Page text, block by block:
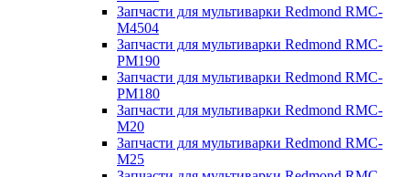
Запчасти для мультиварки Redmond RMC-
M4504
Запчасти для мультиварки Redmond RMC-
PM190
Запчасти для мультиварки Redmond RMC-
PM180
Запчасти для мультиварки Redmond RMC-
M20
Запчасти для мультиварки Redmond RMC-
M25